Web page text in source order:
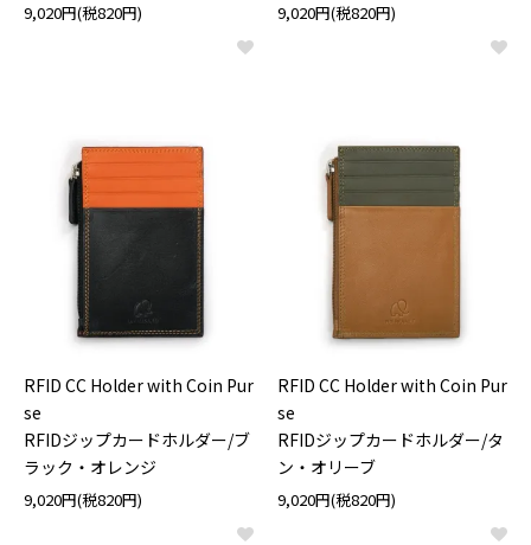
9,020円(税820円) 9,020円(税820円)
RFID CC Holder with Coin Pur
se
RFIDジップカードホルダー/ブ
ラック・オレンジ
9,020円(税820円)
RFID CC Holder with Coin Pur
se
RFIDジップカードホルダー/タ
ン・オリーブ
9,020円(税820円)